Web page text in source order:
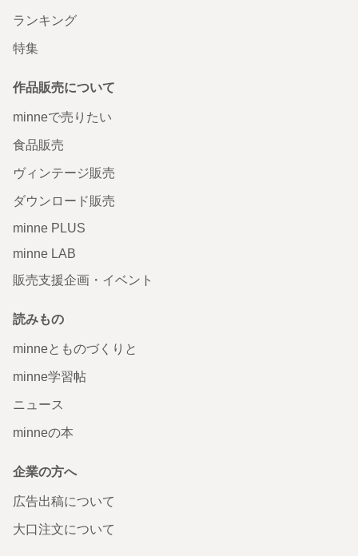
ランキング
特集
作品販売について
minneで売りたい
食品販売
ヴィンテージ販売
ダウンロード販売
minne PLUS
minne LAB
販売支援企画・イベント
読みもの
minneとものづくりと
minne学習帖
ニュース
minneの本
企業の方へ
広告出稿について
大口注文について